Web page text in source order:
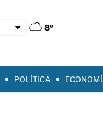
8°
POLÍTICA